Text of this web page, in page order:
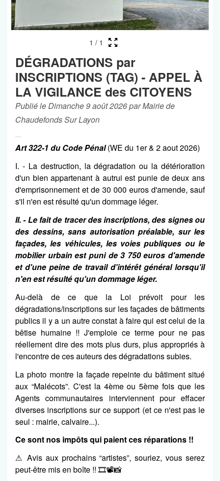
1 / 1
DÉGRADATIONS par
INSCRIPTIONS (TAG) - APPEL À
LA VIGILANCE des CITOYENS
Publié le Dimanche 9 août 2026 par Mairie de
Chaudefonds Sur Layon
Art 322-1 du Code Pénal(WE du 1er & 2 aout 2026)
I. - La destruction, la dégradation ou la détérioration
d'un bien appartenant à autrui est punie de deux ans
d'emprisonnement et de 30 000 euros d'amende, sauf
s'il n'en est résulté qu'un dommage léger.
II. - Le fait de tracer des inscriptions, des signes ou
des dessins, sans autorisation préalable, sur les
façades, les véhicules, les voies publiques ou le
mobilier urbain est puni de 3 750 euros d'amende
et d'une peine de travail d'intérêt général lorsqu'il
n'en est résulté qu'un dommage léger.
Au-delà de ce que la Loi prévoit pour les
dégradations/inscriptions sur les façades de bâtiments
publics il y a un autre constat à faire qui est celui de la
bêtise humaine !! J'emploie ce terme pour ne pas
réellement dire des mots plus durs, plus appropriés à
l'encontre de ces auteurs des dégradations subies.
La photo montre la façade repeinte du bâtiment situé
aux “Malécots”. C'est la 4ème ou 5ème fois que les
Agents communautaires interviennent pour effacer
diverses inscriptions sur ce support (et ce n'est pas le
seul : mairie, calvaire...).
Ce sont nos impôts qui paient ces réparations !!
⚠ Avis aux prochains “artistes”, souriez, vous serez
peut-être mis en boîte !! 🎞📽📸